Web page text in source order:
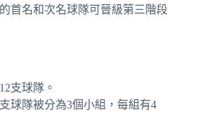
的首名和次名球隊可晉級第三階段
支球隊。
支球隊被分為3個小組，每組有4